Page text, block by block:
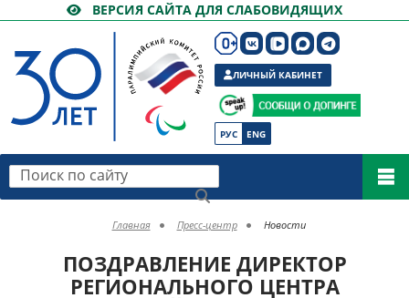
ВЕРСИЯ САЙТА ДЛЯ СЛАБОВИДЯЩИХ
РУС ENG
ЛИЧНЫЙ КАБИНЕТ
Поиск по сайту
Главная Пресс-центр Новости
ПОЗДРАВЛЕНИЕ ДИРЕКТОР
РЕГИОНАЛЬНОГО ЦЕНТРА